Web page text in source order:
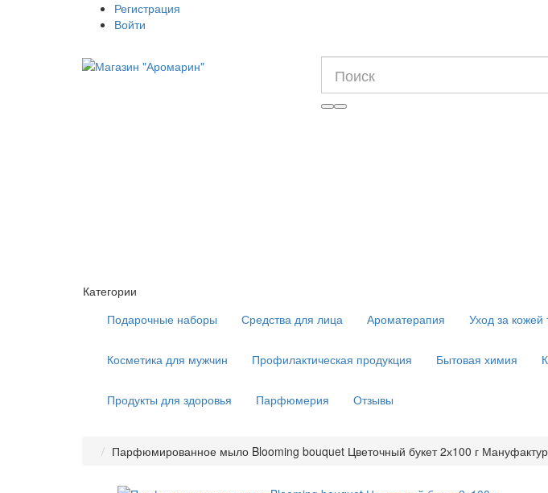
Регистрация
Войти
Категории
Подарочные наборы
Средства для лица Ароматерапия Уход за кожей
Косметика для мужчин Профилактическая продукция Бытовая химия
Продукты для здоровья Парфюмерия Отзывы
Парфюмированное мыло Blooming bouquet Цветочный букет 2х100 г